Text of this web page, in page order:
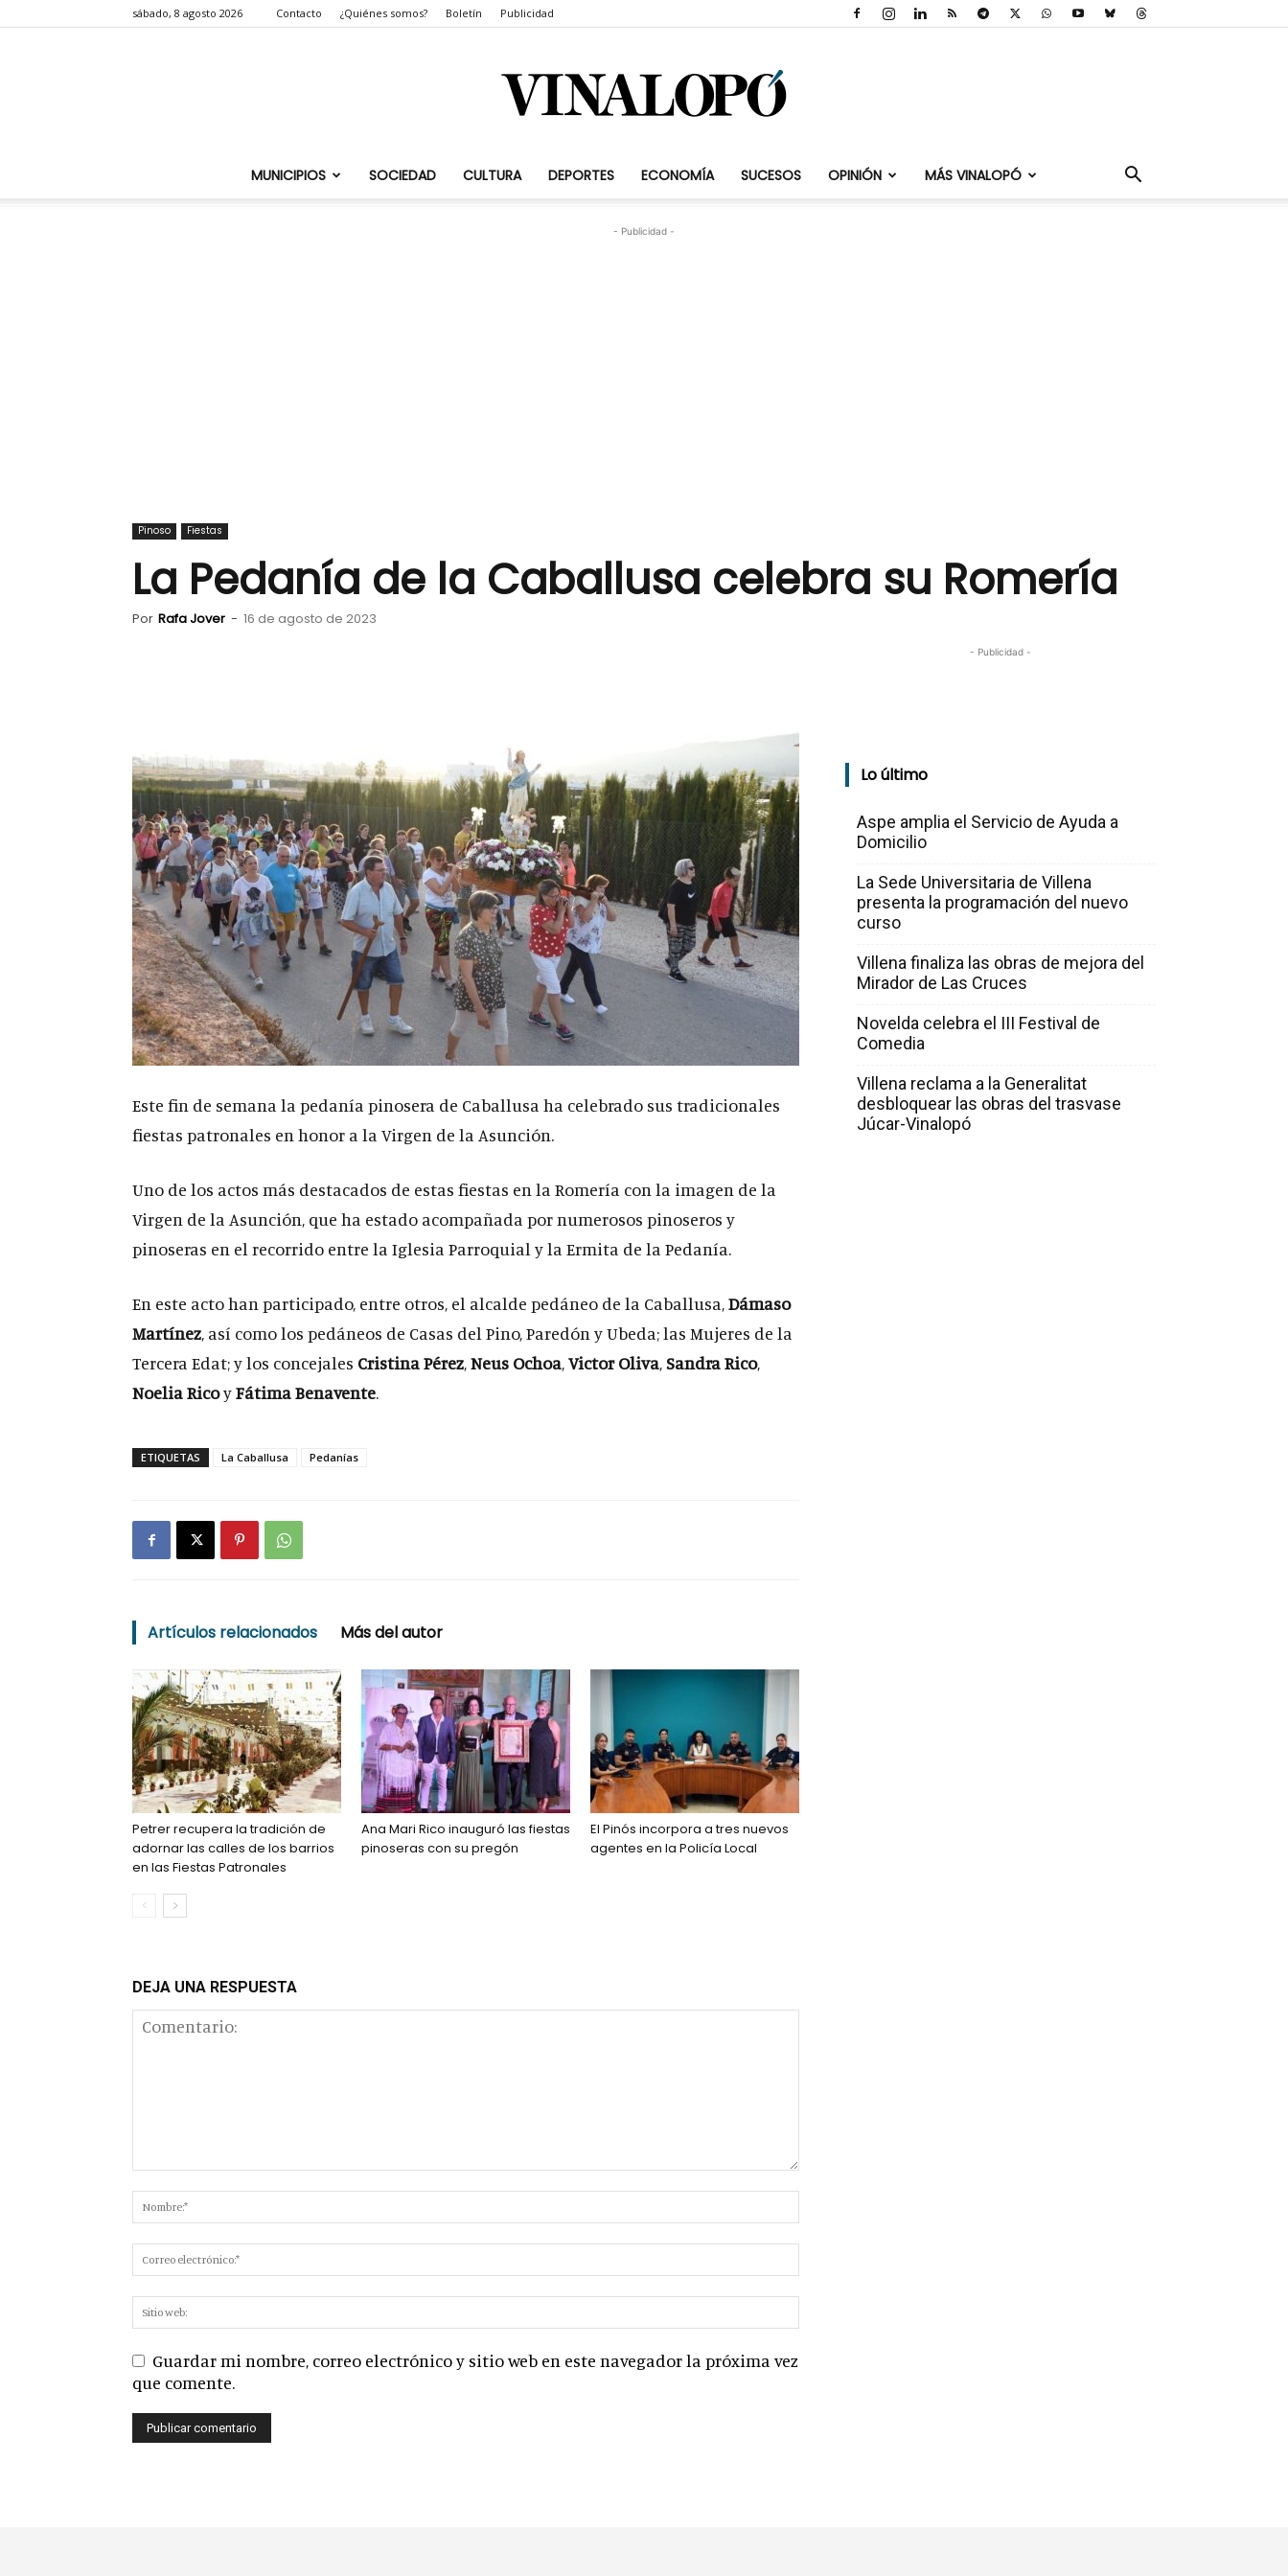
sábado, 8 agosto 2026 Contacto ¿Quiénes somos? Boletín Publicidad
Vinalopó.com
MUNICIPIOS SOCIEDAD CULTURA DEPORTES ECONOMÍA SUCESOS OPINIÓN MÁS VINALOPÓ
- Publicidad -
Pinoso Fiestas
La Pedanía de la Caballusa celebra su Romería
Por Rafa Jover - 16 de agosto de 2023
Este fin de semana la pedanía pinosera de Caballusa ha celebrado sus tradicionales
fiestas patronales en honor a la Virgen de la Asunción.
Uno de los actos más destacados de estas fiestas en la Romería con la imagen de la
Virgen de la Asunción, que ha estado acompañada por numerosos pinoseros y
pinoseras en el recorrido entre la Iglesia Parroquial y la Ermita de la Pedanía.
En este acto han participado, entre otros, el alcalde pedáneo de la Caballusa,Dámaso
Martínez, así como los pedáneos de Casas del Pino, Paredón y Ubeda; las Mujeres de la
Tercera Edat; y los concejales Cristina Pérez,Neus Ochoa,Victor Oliva,Sandra Rico,
Noelia RicoyFátima Benavente.
ETIQUETAS La Caballusa Pedanías
Artículos relacionados Más del autor
Petrer recupera la tradición de
adornar las calles de los barrios
en las Fiestas Patronales
Ana Mari Rico inauguró las fiestas
pinoseras con su pregón
El Pinós incorpora a tres nuevos
agentes en la Policía Local
DEJA UNA RESPUESTA
Guardar mi nombre, correo electrónico y sitio web en este navegador la próxima vez
que comente.
- Publicidad -
Lo último
Aspe amplia el Servicio de Ayuda a
Domicilio
La Sede Universitaria de Villena
presenta la programación del nuevo
curso
Villena finaliza las obras de mejora del
Mirador de Las Cruces
Novelda celebra el III Festival de
Comedia
Villena reclama a la Generalitat
desbloquear las obras del trasvase
Júcar-Vinalopó